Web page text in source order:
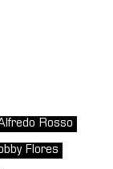
Rosso
Flores